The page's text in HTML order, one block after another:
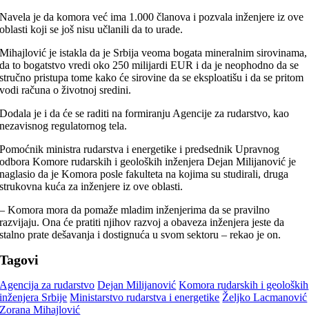
Navela je da komora već ima 1.000 članova i pozvala inženjere iz ove
oblasti koji se još nisu učlanili da to urade.
Mihajlović je istakla da je Srbija veoma bogata mineralnim sirovinama,
da to bogatstvo vredi oko 250 milijardi EUR i da je neophodno da se
stručno pristupa tome kako će sirovine da se eksploatišu i da se pritom
vodi računa o životnoj sredini.
Dodala je i da će se raditi na formiranju Agencije za rudarstvo, kao
nezavisnog regulatornog tela.
Pomoćnik ministra rudarstva i energetike i predsednik Upravnog
odbora Komore rudarskih i geoloških inženjera Dejan Milijanović je
naglasio da je Komora posle fakulteta na kojima su studirali, druga
strukovna kuća za inženjere iz ove oblasti.
– Komora mora da pomaže mladim inženjerima da se pravilno
razvijaju. Ona će pratiti njihov razvoj a obaveza inženjera jeste da
stalno prate dešavanja i dostignuća u svom sektoru – rekao je on.
Tagovi
Agencija za rudarstvo Dejan Milijanović Komora rudarskih i geoloških
inženjera Srbije Ministarstvo rudarstva i energetike Željko Lacmanović
Zorana Mihajlović